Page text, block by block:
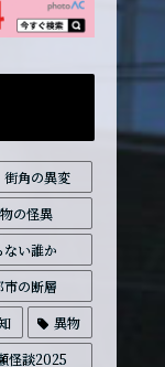
街角の異変
の怪異
ない誰か
市の断層
異物
怪談2025